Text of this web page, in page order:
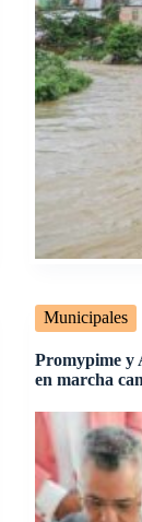
Municipales
Promypime y
en marcha